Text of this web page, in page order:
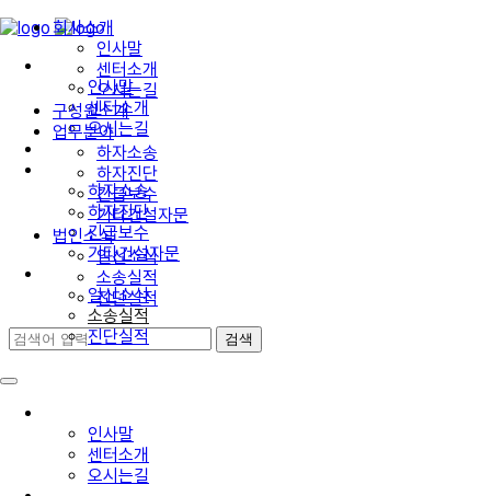
회사소개
인사말
센터소개
오시는길
구성원소개
업무분야
하자소송
하자진단
긴급보수
기타건설자문
법인소식
일신소식
소송실적
진단실적
인사말
센터소개
오시는길
회사소개
인사말
센터소개
오시는길
구성원소개
업무분야
하자소송
하자진단
긴급보수
기타건설자문
법인소식
일신소식
소송실적
진단실적